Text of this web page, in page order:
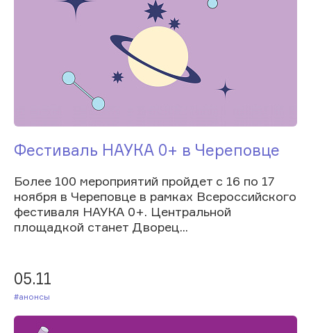
Фестиваль НАУКА 0+ в Череповце
Более 100 мероприятий пройдет с 16 по 17
ноября в Череповце в рамках Всероссийского
фестиваля НАУКА 0+. Центральной
площадкой станет Дворец...
05.11
#Анонсы